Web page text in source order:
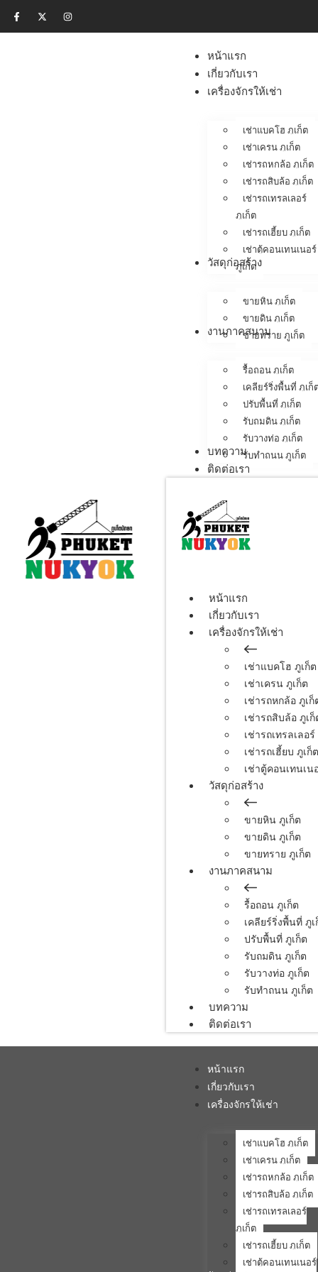
หน้าแรก
เกี่ยวกับเรา
เครื่องจักรให้เช่า
เช่าแบคโฮ ภูเก็ต
เช่าเครน ภูเก็ต
เช่ารถหกล้อ ภูเก็ต
เช่ารถสิบล้อ ภูเก็ต
เช่ารถเทรลเลอร์
ภูเก็ต
เช่ารถเฮี้ยบ ภูเก็ต
เช่าตู้คอนเทนเนอร์
ภูเก็ต
วัสดุก่อสร้าง
ขายหิน ภูเก็ต
ขายดิน ภูเก็ต
ขายทราย ภูเก็ต
งานภาคสนาม
รื้อถอน ภูเก็ต
เคลียร์ริ่งพื้นที่ ภูเก็
ปรับพื้นที่ ภูเก็ต
รับถมดิน ภูเก็ต
รับวางท่อ ภูเก็ต
รับทำถนน ภูเก็ต
บทความ
ติดต่อเรา
หน้าแรก
เกี่ยวกับเรา
เครื่องจักรให้เช่า
เช่าแบคโฮ ภูเก็ต
เช่าเครน ภูเก็ต
เช่ารถหกล้อ ภูเก็
เช่ารถสิบล้อ ภูเ
เช่ารถเทรลเลอ
เช่ารถเฮี้ยบ ภูเก็ต
เช่าตู้คอนเทนเน
วัสดุก่อสร้าง
ขายหิน ภูเก็ต
ขายดิน ภูเก็ต
ขายทราย ภูเก็ต
งานภาคสนาม
รื้อถอน ภูเก็ต
เคลียร์ริ่งพื้นที่ ภู
ปรับพื้นที่ ภูเก็ต
รับถมดิน ภูเก็ต
รับวางท่อ ภูเก็ต
รับทำถนน ภูเก็ต
บทความ
ติดต่อเรา
หน้าแรก
เกี่ยวกับเรา
เครื่องจักรให้เช่า
เช่าแบคโฮ ภูเก็ต
เช่าเครน ภูเก็ต
เช่ารถหกล้อ ภูเก็ต
เช่ารถสิบล้อ ภูเก็ต
เช่ารถเทรลเลอร์
ภูเก็ต
เช่ารถเฮี้ยบ ภูเก็ต
เช่าตู้คอนเทนเนอร์